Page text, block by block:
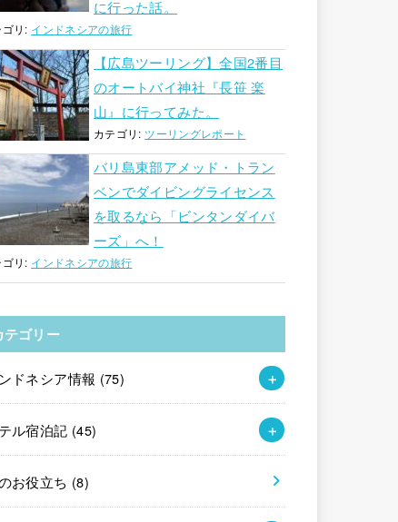
に行った話。
ゴリ: インドネシアの旅行
【広島ツーリング】全国2番目
のオートバイ神社『長笹 楽
山』に行ってみた。
カテゴリ: ツーリングレポート
バリ島東部アメッド・トラン
ベンでダイビングライセンス
を取るなら「ビンタンダイバ
ーズ」へ！
ゴリ: インドネシアの旅行
テゴリー
ドネシア情報 (75)
ル宿泊記 (45)
お役立ち (8)